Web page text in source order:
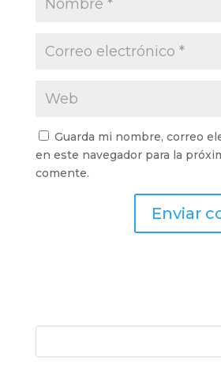
Guarda mi nombre, correo
en este navegador para la
comente.